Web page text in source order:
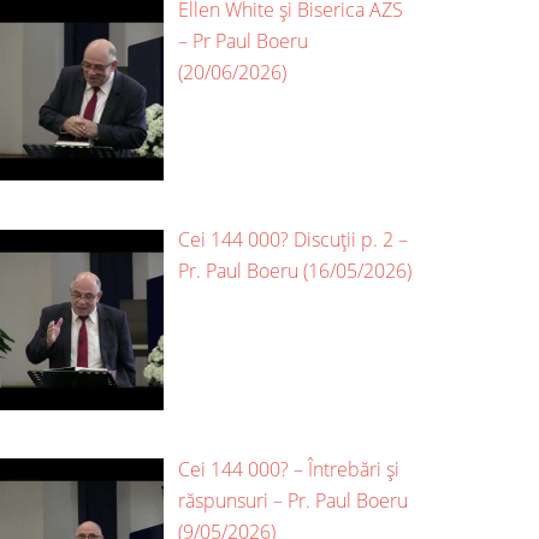
Ellen White și Biserica AZS
– Pr Paul Boeru
(20/06/2026)
Cei 144 000? Discuții p. 2 –
Pr. Paul Boeru (16/05/2026)
Cei 144 000? – Întrebări și
răspunsuri – Pr. Paul Boeru
(9/05/2026)